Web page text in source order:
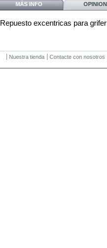
MÁS INFO
Repuesto excentricas para
Nuestra tienda Contacte con nosotros